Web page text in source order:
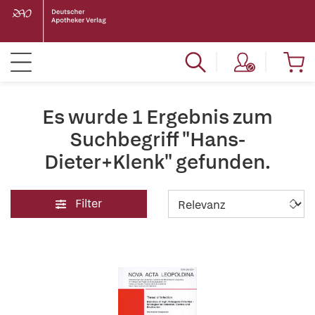
Es wurde 1 Ergebnis zum
Suchbegriff "Hans-
Dieter+Klenk" gefunden.
Filter